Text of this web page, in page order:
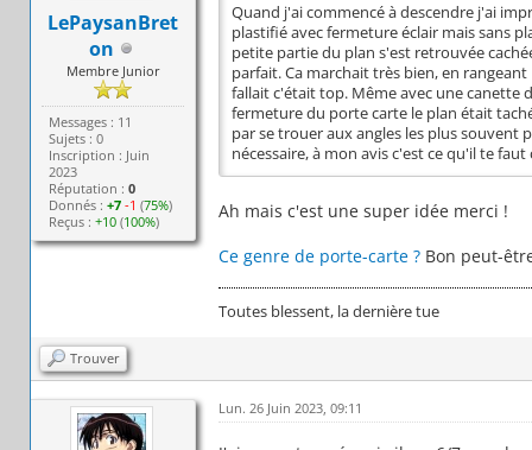
LePaysanBret
on
Membre Junior
Messages : 11
Sujets : 0
Inscription : Juin
2023
Réputation :0
Donnés :+7 -1 (75%)
Reçus :+10 (100%)
Quand j'ai commencé à descendre j'ai
plastifié avec fermeture éclair mais sans
petite partie du plan s'est retrouvée
parfait. Ca marchait très bien, en
fallait c'était top. Même avec une canette
fermeture du porte carte le plan était
par se trouer aux angles les plus souvent
nécessaire, à mon avis c'est ce qu'il te
Ah mais c'est une super idée merci !
Ce genre de porte-carte ?Bon peut-
Toutes blessent, la dernière tue
Trouver
Lun. 26 Juin 2023, 09:11